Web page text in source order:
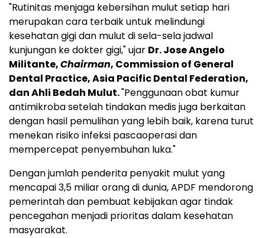
"Rutinitas menjaga kebersihan mulut setiap hari
merupakan cara terbaik untuk melindungi
kesehatan gigi dan mulut di sela-sela jadwal
kunjungan ke dokter gigi," ujar Dr. Jose Angelo
Militante,Chairman, Commission of General
Dental Practice, Asia Pacific Dental Federation,
dan Ahli Bedah Mulut."Penggunaan obat kumur
antimikroba setelah tindakan medis juga berkaitan
dengan hasil pemulihan yang lebih baik, karena turut
menekan risiko infeksi pascaoperasi dan
mempercepat penyembuhan luka."
Dengan jumlah penderita penyakit mulut yang
mencapai 3,5 miliar orang di dunia, APDF mendorong
pemerintah dan pembuat kebijakan agar tindak
pencegahan menjadi prioritas dalam kesehatan
masyarakat.